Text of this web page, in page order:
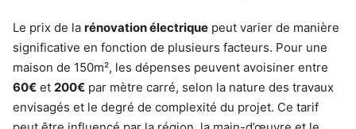
Le prix de la rénovation électrique peut varier de manière
significative en fonction de plusieurs facteurs. Pour une
maison de 150m², les dépenses peuvent avoisiner entre
60€ et 200€ par mètre carré, selon la nature des travaux
envisagés et le degré de complexité du projet. Ce tarif